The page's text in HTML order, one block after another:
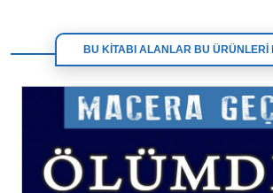
BU KİTABI ALANLAR BU ÜRÜNLERİ